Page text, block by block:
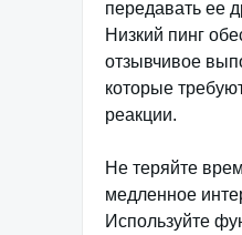
передавать ее
Низкий пинг
отзывчивое
которые
реакции.
Не теряйте
медленное
Используйте